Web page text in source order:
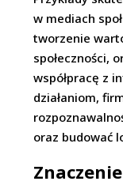
w mediach
tworzenie
społeczności,
współpracę z
działaniom,
oraz budować